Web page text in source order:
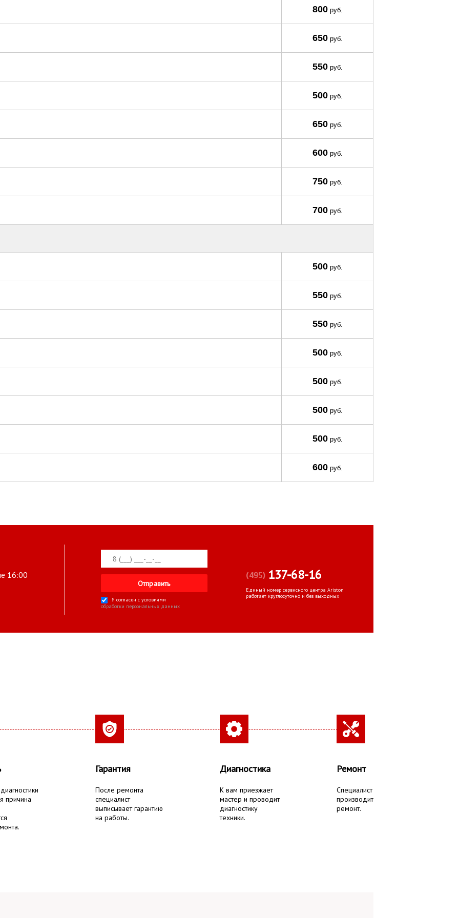
800руб.
650руб.
550руб.
500руб.
650руб.
600руб.
750руб.
700руб.
500руб.
550руб.
550руб.
500руб.
500руб.
500руб.
500руб.
600руб.
16:00
Я согласен с условиями
обработки персональных данных
(495) 137-68-16
Единый номер сервисного центра Ariston
работает круглосуточно и без выходных
причина
Гарантия
После ремонта
специалист
выписывает гарантию
на работы.
Диагностика
К вам приезжает
мастер и проводит
диагностику
техники.
Ремонт
Специалист
производит
ремонт.